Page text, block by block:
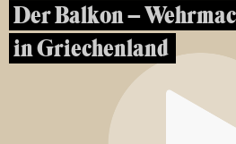
Der Balkon –
in Griechenland